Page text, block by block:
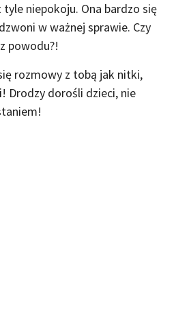
niepokoju. Ona bardzo się
w ważnej sprawie. Czy
powodu?!
rozmowy z tobą jak nitki,
Drodzy dorośli dzieci, nie